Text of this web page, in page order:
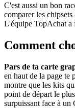
C'est aussi un bon
comparer les
L'équipe TopAchat a
Comment
Pars de ta carte
en haut de la page te
montre que les kits
point de départ le
surpuissant face à